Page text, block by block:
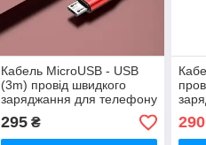
Кабель MicroUSB - USB
(3m) провід швидкого
заряджання для телефону
Червоний
295₴ 290